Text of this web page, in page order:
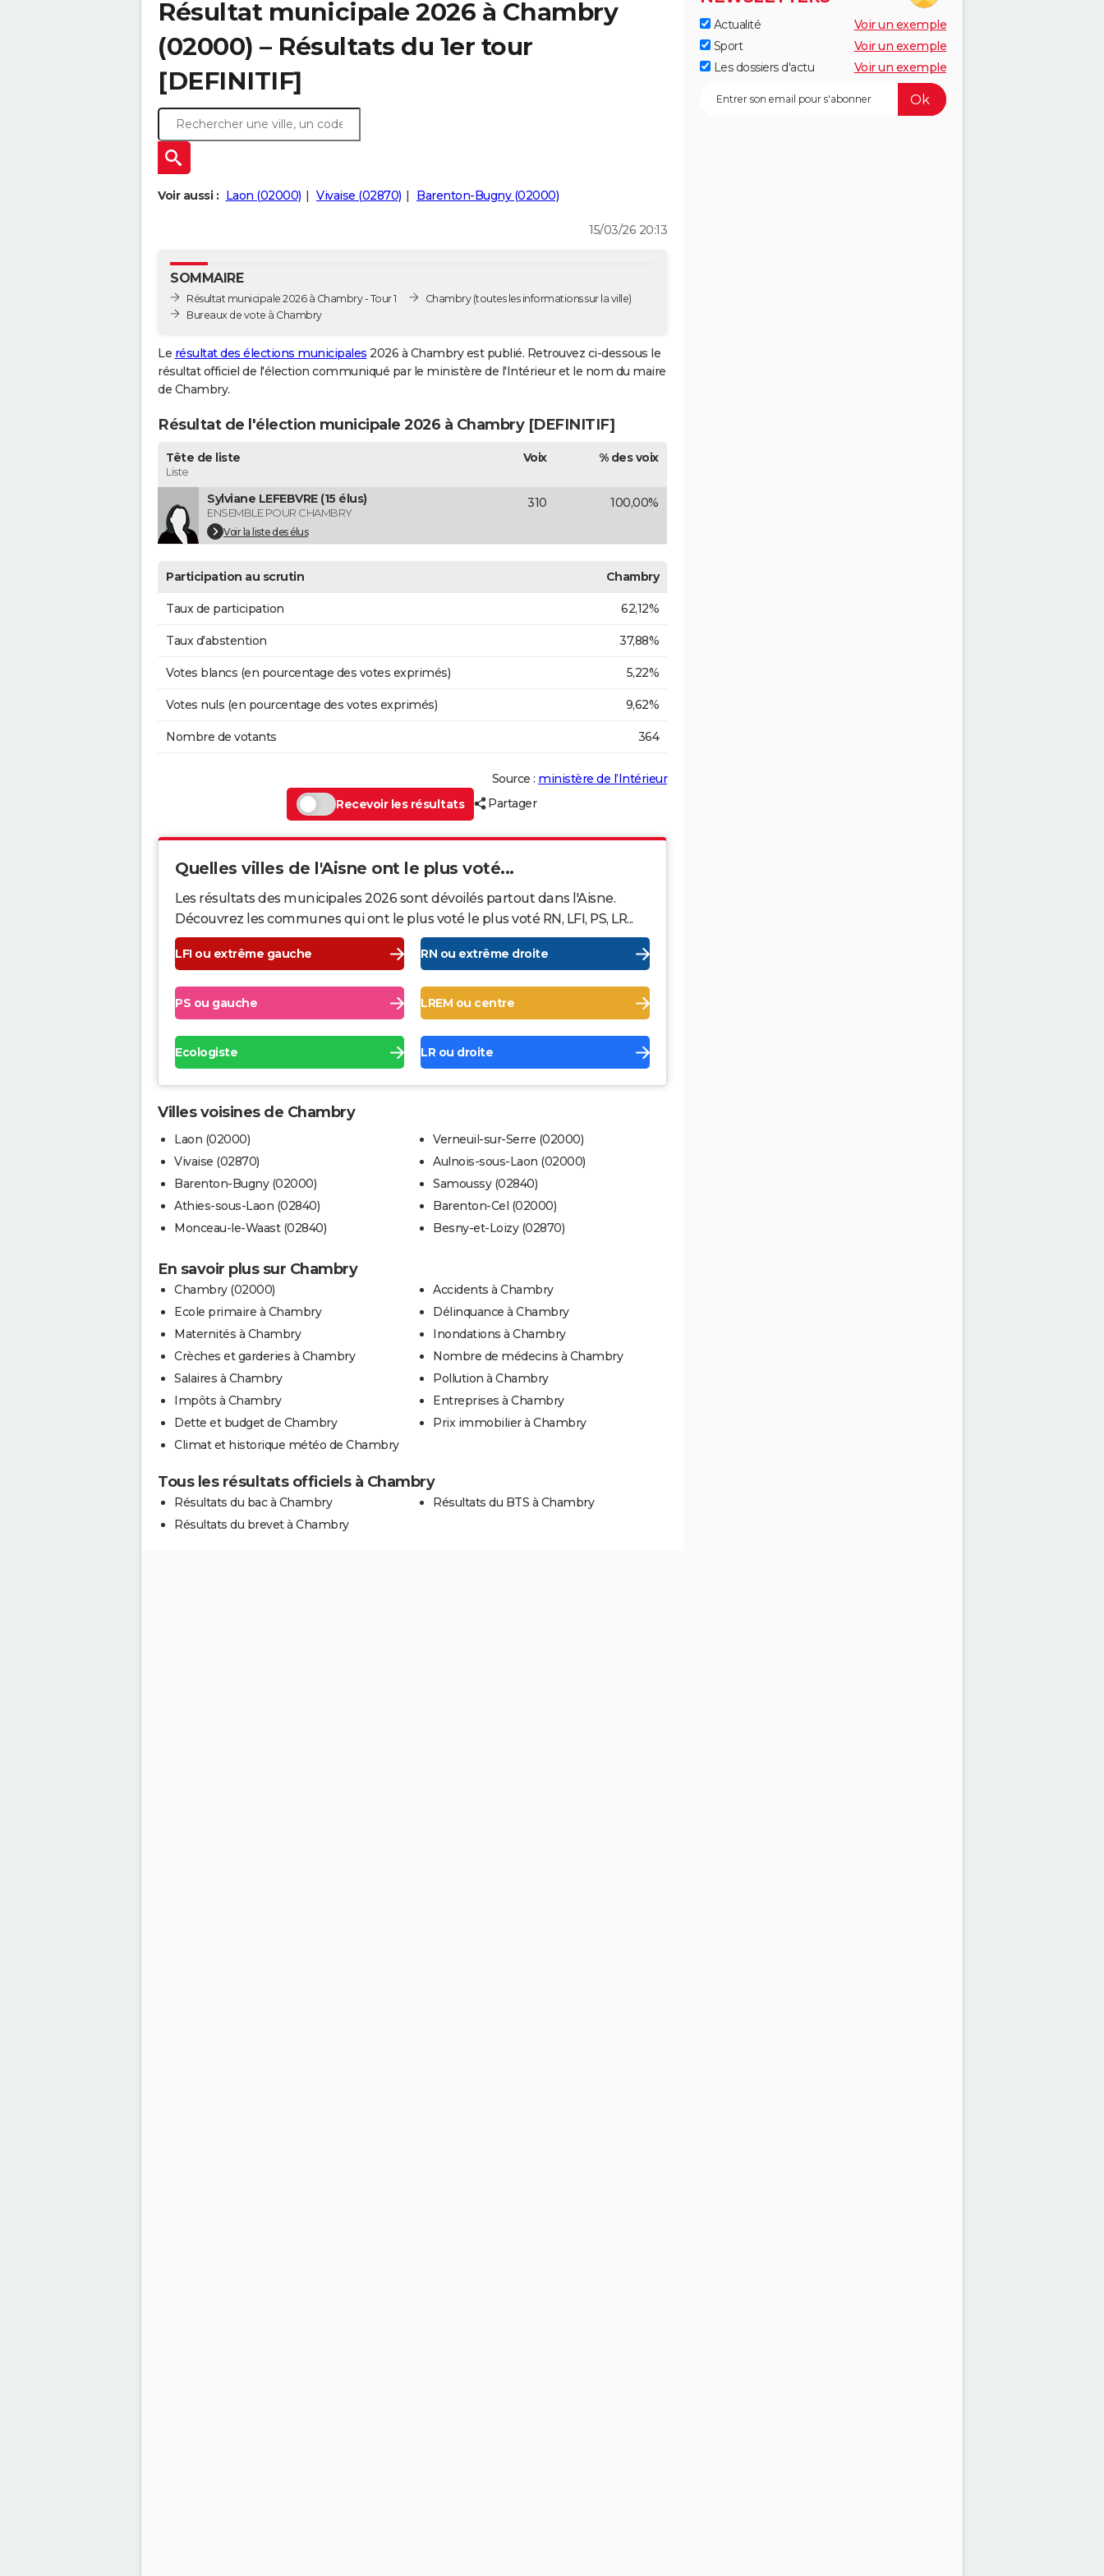
Résultat municipale 2026 à Chambry
(02000) – Résultats du 1er tour
[DEFINITIF]
Voir aussi : Laon (02000) Vivaise (02870) Barenton-Bugny (02000)
15/03/26 20:13
SOMMAIRE
Résultat municipale 2026 à Chambry - Tour 1
Bureaux de vote à Chambry
Chambry(toutes les informations sur la ville)
Le résultat des élections municipales 2026 à Chambry est publié. Retrouvez ci-dessous le
résultat officiel de l'élection communiqué par le ministère de l'Intérieur et le nom du maire
de Chambry.
Résultat de l'élection municipale 2026 à Chambry [DEFINITIF]
Tête de liste
Liste
Voix % des voix
Sylviane LEFEBVRE (15 élus)
ENSEMBLE POUR CHAMBRY
Voir la liste des élus
310 100,00%
Participation au scrutin Chambry
Taux de participation 62,12%
Taux d'abstention 37,88%
Votes blancs (en pourcentage des votes exprimés) 5,22%
Votes nuls (en pourcentage des votes exprimés) 9,62%
Nombre de votants 364
Source : ministère de l’Intérieur
Recevoir les résultats
Partager
Quelles villes de l'Aisne ont le plus voté...
Les résultats des municipales 2026 sont dévoilés partout dans l'Aisne.
Découvrez les communes qui ont le plus voté le plus voté RN, LFI, PS, LR...
LFI ou extrême gauche RN ou extrême droite
PS ou gauche LREM ou centre
Ecologiste LR ou droite
Villes voisines de Chambry
Laon (02000)
Vivaise (02870)
Barenton-Bugny (02000)
Athies-sous-Laon (02840)
Monceau-le-Waast (02840)
Verneuil-sur-Serre (02000)
Aulnois-sous-Laon (02000)
Samoussy (02840)
Barenton-Cel (02000)
Besny-et-Loizy (02870)
En savoir plus sur Chambry
Chambry (02000)
Ecole primaire à Chambry
Maternités à Chambry
Crèches et garderies à Chambry
Salaires à Chambry
Impôts à Chambry
Dette et budget de Chambry
Climat et historique météo de Chambry
Accidents à Chambry
Délinquance à Chambry
Inondations à Chambry
Nombre de médecins à Chambry
Pollution à Chambry
Entreprises à Chambry
Prix immobilier à Chambry
Tous les résultats officiels à Chambry
Résultats du bac à Chambry
Résultats du brevet à Chambry
Résultats du BTS à Chambry
Actualité
Voir un exemple
Sport
Voir un exemple
Les dossiers d'actu
Voir un exemple